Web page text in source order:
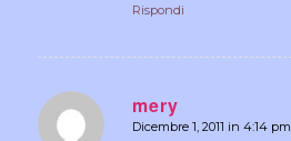
Rispondi
mery
dice:
Dicembre 1, 2011 in 4:14 pm